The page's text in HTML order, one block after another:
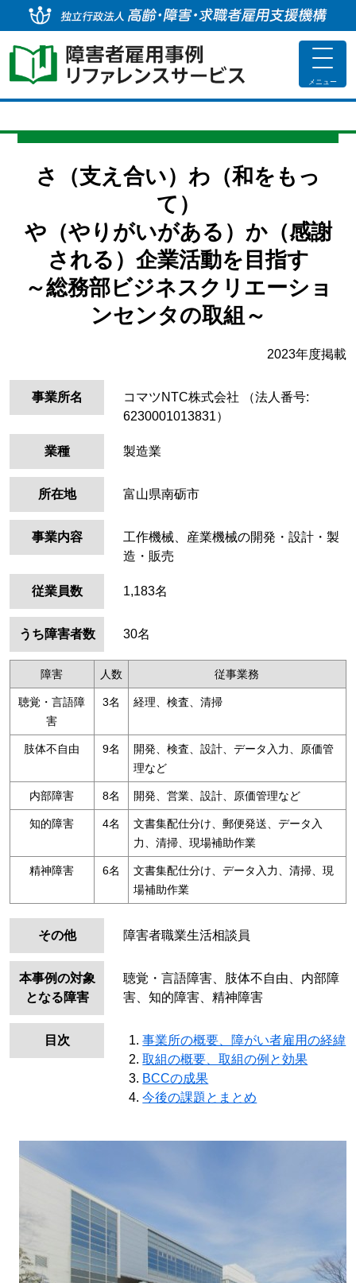
toggle
メニュー
さ（支え合い）わ（和をもっ
て）
や（やりがいがある）か（感謝
される）企業活動を目指す
～総務部ビジネスクリエーショ
ンセンタの取組～
2023年度掲載
事業所名 コマツNTC株式会社 （法人番号:
6230001013831）
業種 製造業
所在地 富山県南砺市
事業内容
工作機械、産業機械の開発・設計・製
造・販売
従業員数 1,183名
うち障害者数 30名
障害 人数 従事業務
聴覚・言語障
害
3名 経理、検査、清掃
肢体不自由 9名
開発、検査、設計、データ入力、原価管
理など
内部障害 8名 開発、営業、設計、原価管理など
知的障害 4名
文書集配仕分け、郵便発送、データ入
力、清掃、現場補助作業
精神障害 6名
文書集配仕分け、データ入力、清掃、現
場補助作業
その他 障害者職業生活相談員
本事例の対象
となる障害
聴覚・言語障害、肢体不自由、内部障
害、知的障害、精神障害
目次
事業所の概要、障がい者雇用の経緯
取組の概要、取組の例と効果
BCCの成果
今後の課題とまとめ